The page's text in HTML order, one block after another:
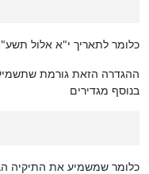
כלומר לתאריך י"א אלול
ההגדרה הזאת גורמת
בנוסף מגדירים
כלומר שמשמיע את התיקיה